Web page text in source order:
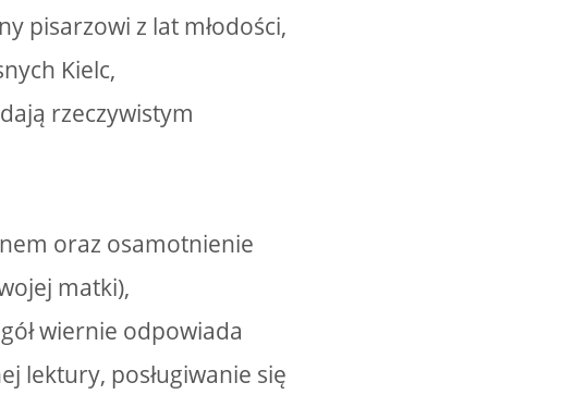
pisarzowi z lat młodości,
Kielc,
rzeczywistym
oraz osamotnienie
matki),
wiernie odpowiada
lektury, posługiwanie się